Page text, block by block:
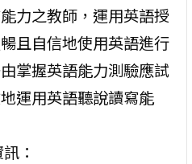
力之教師，運用英語授
且自信地使用英語進行
掌握英語能力測驗應試
運用英語聽說讀寫能
：